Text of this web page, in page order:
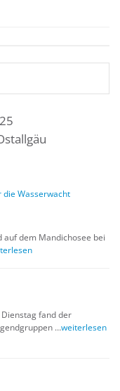
Wasserwacht
auf dem Mandichosee bei
fand der
…weiterlesen